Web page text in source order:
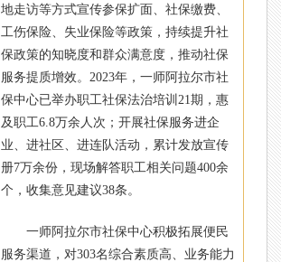
地走访等方式宣传参保扩面、社保缴费、
工伤保险、失业保险等政策，持续提升社
保政策的知晓度和群众满意度，推动社保
服务提质增效。2023年，一师阿拉尔市社
保中心已举办职工社保法治培训21期，惠
及职工6.8万余人次；开展社保服务进企
业、进社区、进连队活动，累计发放宣传
册7万余份，现场解答职工相关问题400余
个，收集意见建议38条。
一师阿拉尔市社保中心积极拓展便民
服务渠道，对303名综合素质高、业务能力